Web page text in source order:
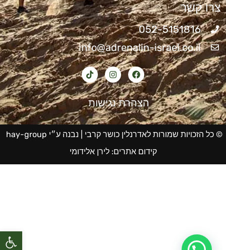
פתח
צרו קשר
052-5151816
info@adrenalin-israel.co.il
הצהרת נגישות
© כל הזכויות שמורות לאדרנלין כושר קרבי |
נבנה ע״י hay-group
קידום אתרים: לירן אלידומי